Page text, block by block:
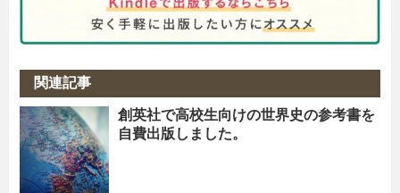
関連記事
創英社で高校生向けの世界史の参考書を
自費出版しました。